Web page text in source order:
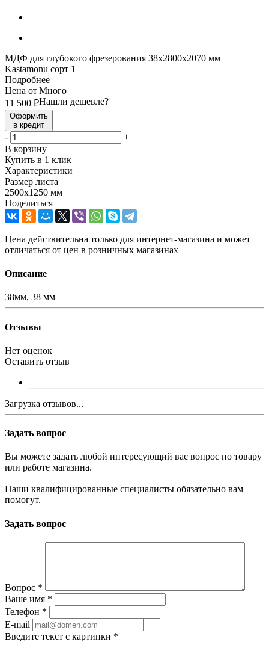
МДФ для глубокого фрезерования 38х2800х2070 мм
Kastamonu сорт 1
Подробнее
Цена от
11 500 ₽
Оформить
в кредит
Много
Нашли дешевле?
-
+
В корзину
Купить в 1 клик
Характеристики
Размер листа
2500х1250 мм
Поделиться
Цена действительна только для интернет-магазина и может
отличаться от цен в розничных магазинах
Описание
38мм, 38 мм
Отзывы
Нет оценок
Оставить отзыв
Загрузка отзывов...
Задать вопрос
Вы можете задать любой интересующий вас вопрос по товару
или работе магазина.
Наши квалифицированные специалисты обязательно вам
помогут.
Задать вопрос
Вопрос *
Ваше имя *
Телефон *
E-mail
Введите текст с картинки *